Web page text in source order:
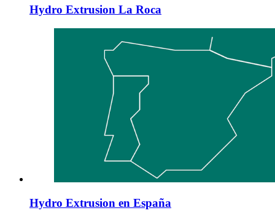
Hydro Extrusion La Roca
Hydro Extrusion en España